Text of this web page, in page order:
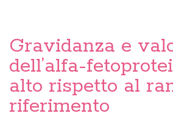
Gravidanza e
dell’alfa-
alto rispetto al
riferimento